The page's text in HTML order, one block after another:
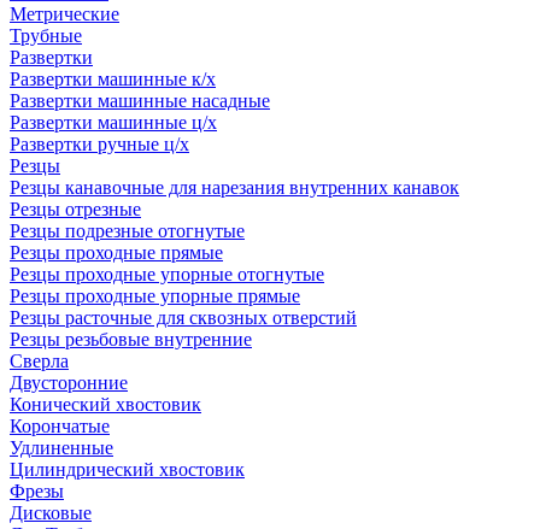
Метрические
Трубные
Развертки
Развертки машинные к/х
Развертки машинные насадные
Развертки машинные ц/х
Развертки ручные ц/х
Резцы
Резцы канавочные для нарезания внутренних канавок
Резцы отрезные
Резцы подрезные отогнутые
Резцы проходные прямые
Резцы проходные упорные отогнутые
Резцы проходные упорные прямые
Резцы расточные для сквозных отверстий
Резцы резьбовые внутренние
Сверла
Двусторонние
Конический хвостовик
Корончатые
Удлиненные
Цилиндрический хвостовик
Фрезы
Дисковые